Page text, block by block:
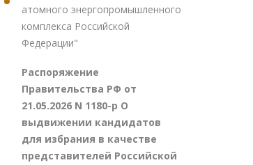
атомного энергопромышленного
комплекса Российской
Федерации"
Распоряжение
Правительства РФ от
21.05.2026 N 1180-р О
выдвижении кандидатов
для избрания в качестве
представителей Российской